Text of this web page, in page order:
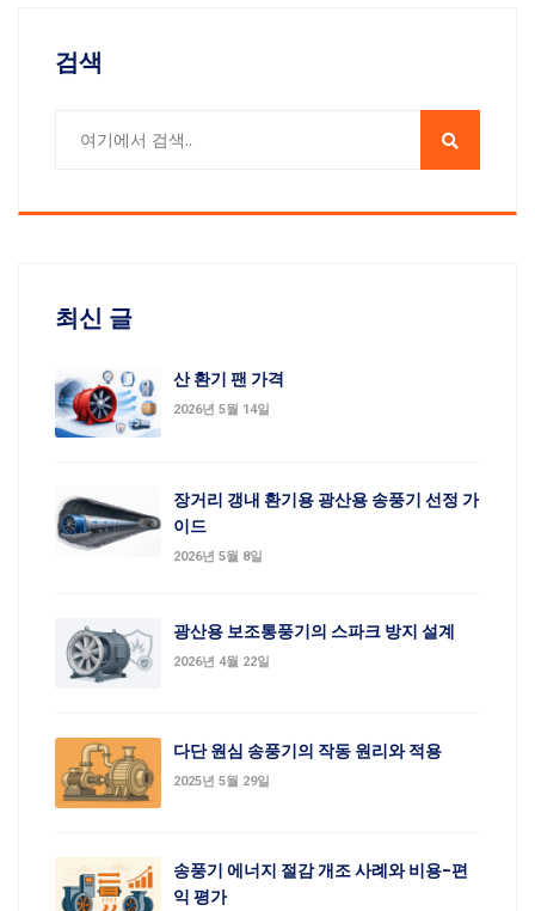
검색
최신 글
산 환기 팬 가격
2026년 5월 14일
장거리 갱내 환기용 광산용 송풍기 선정 가
이드
2026년 5월 8일
광산용 보조통풍기의 스파크 방지 설계
2026년 4월 22일
다단 원심 송풍기의 작동 원리와 적용
2025년 5월 29일
송풍기 에너지 절감 개조 사례와 비용-편
익 평가